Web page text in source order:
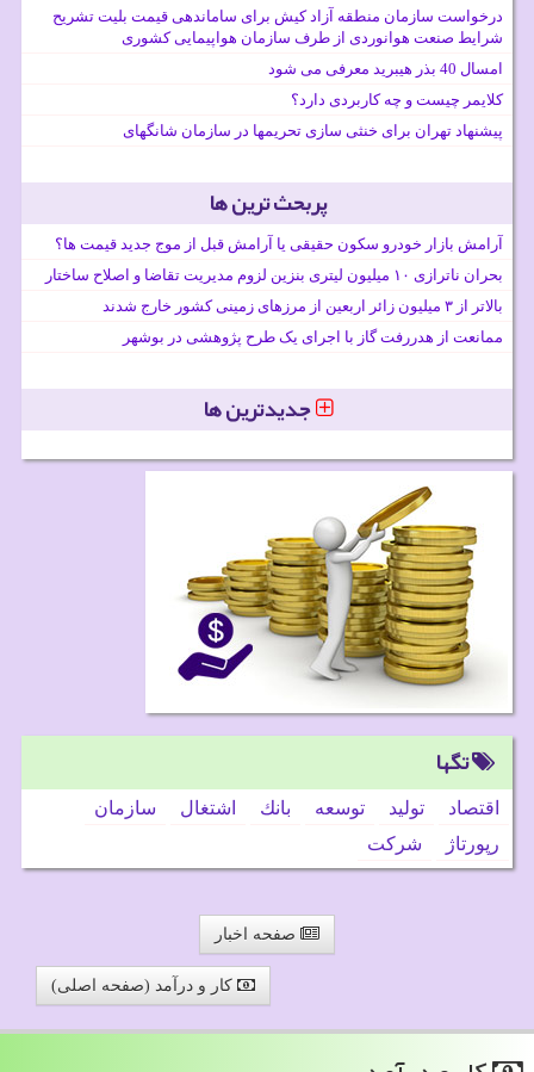
درخواست سازمان منطقه آزاد کیش برای ساماندهی قیمت بلیت تشریح
شرایط صنعت هوانوردی از طرف سازمان هواپیمایی کشوری
امسال 40 بذر هیبرید معرفی می شود
کلایمر چیست و چه کاربردی دارد؟
پیشنهاد تهران برای خنثی سازی تحریمها در سازمان شانگهای
پربحث ترین ها
آرامش بازار خودرو سکون حقیقی یا آرامش قبل از موج جدید قیمت ها؟
بحران ناترازی ۱۰ میلیون لیتری بنزین لزوم مدیریت تقاضا و اصلاح ساختار
بالاتر از ۳ میلیون زائر اربعین از مرزهای زمینی کشور خارج شدند
ممانعت از هدررفت گاز با اجرای یک طرح پژوهشی در بوشهر
جدیدترین ها
تگها
اقتصاد تولید توسعه بانك اشتغال
سازمان
رپورتاژ
شركت
صفحه اخبار
کار و درآمد (صفحه اصلی)